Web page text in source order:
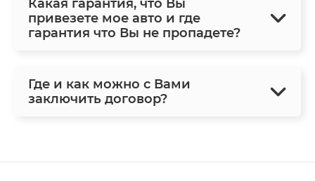
Какая гарантия, что Вы
привезете мое авто и где
гарантия что Вы не пропадете?
Где и как можно с Вами
заключить договор?